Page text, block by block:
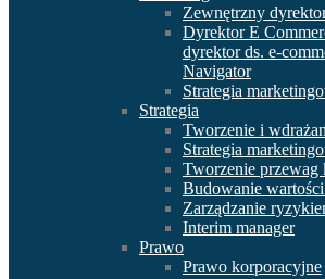
Zewnętrzny
Dyrektor E
dyrektor ds. e-
Navigator
Strategia
Strategia
Tworzenie i
Strategia
Tworzenie
Budowanie
Zarządzanie
Interim manager
Prawo
Prawo korporacyjne